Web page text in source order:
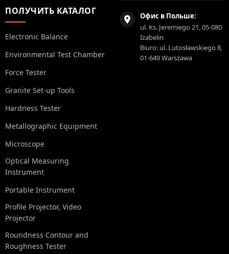
ПОЛУЧИТЬ КАТАЛОГ
Electronic Balance
Environmental Test Chamber
Force Tester
Granite Set-up Tools
Hardness Tester
Metallographic Equipment
Microscope
Optical Measuring
Instrument
Portable Instrument
Profile Projector, Video
Projector
Roundness Contour and
Roughness Tester
Офис в Польше:
ul. Ks. Jeremiego 21, 05-080
Izabelin
Biuro: ul. Lutosławskiego 8,
01-649 Warszawa